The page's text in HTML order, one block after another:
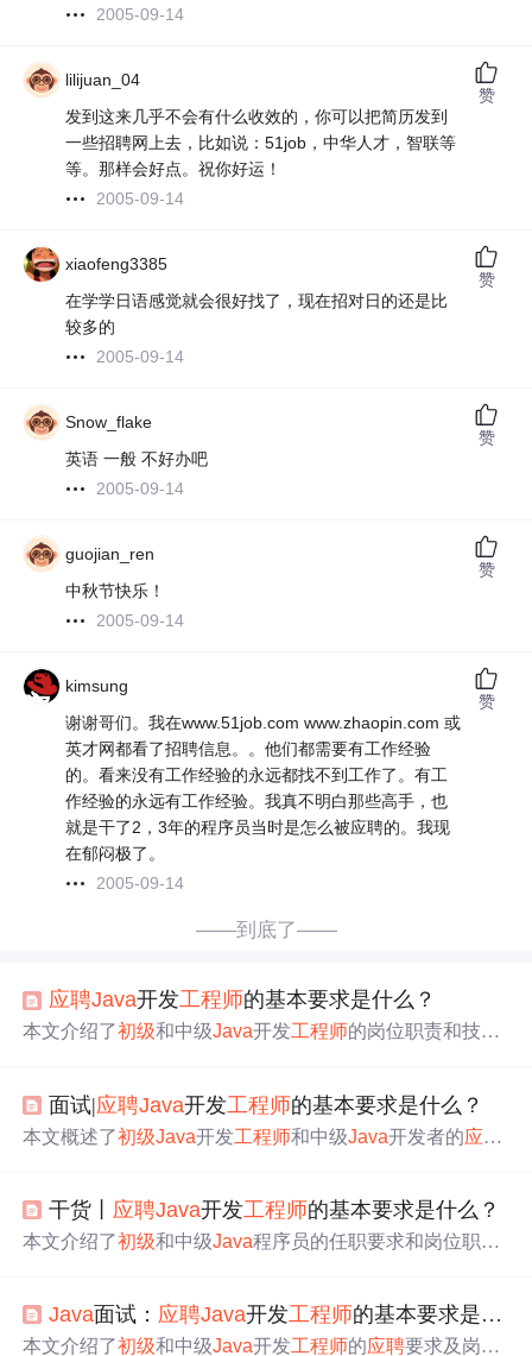
2005-09-14
lilijuan_04
发到这来几乎不会有什么收效的，你可以把简历发到
一些招聘网上去，比如说：51job，中华人才，智联等
等。那样会好点。祝你好运！
2005-09-14
赞
xiaofeng3385
在学学日语感觉就会很好找了，现在招对日的还是比
较多的
2005-09-14
赞
Snow_flake
英语 一般 不好办吧
2005-09-14
赞
guojian_ren
中秋节快乐！
2005-09-14
赞
kimsung
谢谢哥们。我在www.51job.com www.zhaopin.com 或
英才网都看了招聘信息。。他们都需要有工作经验
的。看来没有工作经验的永远都找不到工作了。有工
作经验的永远有工作经验。我真不明白那些高手，也
就是干了2，3年的程序员当时是怎么被应聘的。我现
在郁闷极了。
2005-09-14
赞
——到底了——
应聘Java开发工程师的基本要求是什么？
本文介绍了初级和中级Java开发工程师的岗位职责和技术
面试|应聘Java开发工程师的基本要求是什么？
本文概述了初级Java开发工程师和中级Java开发者的应聘
精通和Web前端技术的深化。
干货丨 应聘Java开发工程师的基本要求是什么？
本文介绍了初级和中级Java程序员的任职要求和岗位职
掌握。此外，还提到了成为高级Java工程师所需掌握的实
用技能，如Java基础、Linux、数据库、Web前端技术和企
Java面试： 应聘Java开发工程师的基本要求是什么？
本文介绍了初级和中级Java开发工程师的应聘要求及岗位